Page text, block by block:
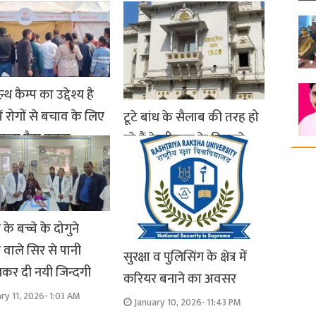
कैम्प का उद्देश्य है
रोगों से बचाव के लिए
पैदा करना
13, 2026- 3:05 AM
टूटे बांध के सैलाब की तरह हो
रहे हैं केजीएमयू के बिगड़ते
हालात
January 13, 2026- 2:09 AM
के बच्चे के दोगुने
सिर से पानी
दी नयी जिन्दगी
11, 2026- 1:03 AM
सुरक्षा व पुलिसिंग के क्षेत्र में
करियर बनाने का अवसर
January 10, 2026- 11:43 PM